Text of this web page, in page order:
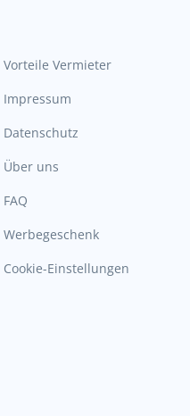
Vorteile Vermieter
Impressum
Datenschutz
Über uns
FAQ
Werbegeschenk
Cookie-Einstellungen